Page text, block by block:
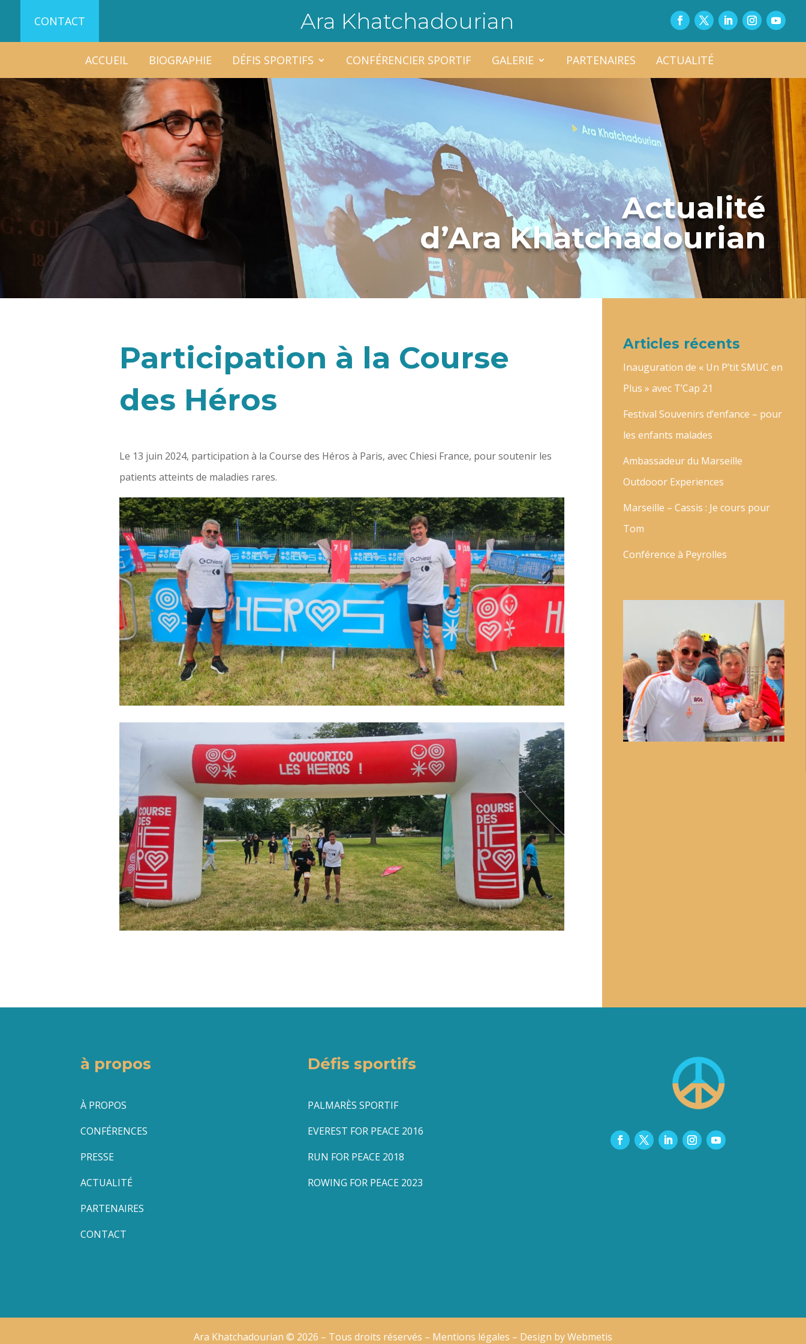
CONTACT Ara Khatchadourian
ACCUEIL BIOGRAPHIE DÉFIS SPORTIFS CONFÉRENCIER SPORTIF GALERIE PARTENAIRES ACTUALITÉ
Actualité
d’Ara Khatchadourian
Participation à la Course
des Héros
Le 13 juin 2024, participation à la Course des Héros à Paris, avec Chiesi France, pour soutenir les
patients atteints de maladies rares.
Articles récents
Inauguration de « Un P’tit SMUC en
Plus » avec T’Cap 21
Festival Souvenirs d’enfance – pour
les enfants malades
Ambassadeur du Marseille
Outdooor Experiences
Marseille – Cassis : Je cours pour
Tom
Conférence à Peyrolles
à propos
À PROPOS
CONFÉRENCES
PRESSE
ACTUALITÉ
PARTENAIRES
CONTACT
Défis sportifs
PALMARÈS SPORTIF
EVEREST FOR PEACE 2016
RUN FOR PEACE 2018
ROWING FOR PEACE 2023
Ara Khatchadourian © 2026 – Tous droits réservés – Mentions légales – Design byWebmetis